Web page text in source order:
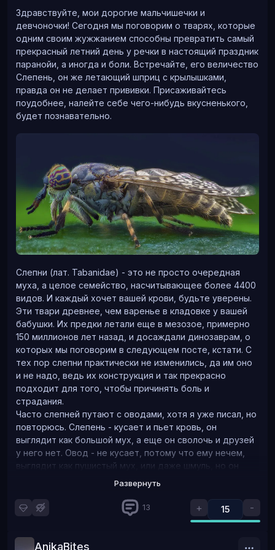
конец рабочего дня, все разъезжались по домам,
дачам и кабакам. Солнце палило нещадно, жара
плавила мозги и они отказывались работать. Поэтому
руководство попросило инженеров, мастеров и
начальников прибыть в свежем и трезвом уме в 7 утра
на производство на субботнее экстренное совещание
для решения этой проблемы. Мы с радостью
согласились (прикинули выплаты за сверхурочные и
ненормированные часы, да ещё в выходной). Ну кроме
задача на ночь сторожить брошенную кару и открытый
контейнер, точнее не подпускать к ним людей, а
членистоногих тварей к людям. Охранник был
вооружён фонариком, не хотел становиться героем
фантастических боевиков, поэтому всю ночь в
прохладной лаборатории флиртовал с симпатичными
лаборантками в белых халатиках.
из сети
Контейнер с рассветом начал гудеть как реактивный
самолёт. Одиночные шершни разведывали местность
вокруг и совершали провокации. Один случайно
залетел в лабораторию, надышался парáми
героически пойман охранником и лаборантками в
химическую коническую колбу.
Прибывшее в 7:00 руководство подвиг с поимкой не
Здравствуйте, мои дорогие мальчишечки и
девчоночки! Сегодня мы поговорим о тварях, которые
одним своим жужжанием способны превратить самый
прекрасный летний день у речки в настоящий праздник
паранойи, а иногда и боли. Встречайте, его величество
Слепень, он же летающий шприц с крылышками,
правда он не делает прививки. Присаживайтесь
поудобнее, налейте себе чего-нибудь вкусненького,
будет познавательно.
Слепни (лат. Tabanidae) - это не просто очередная
муха, а целое семейство, насчитывающее более 4400
видов. И каждый хочет вашей крови, будьте уверены.
Эти твари древнее, чем варенье в кладовке у вашей
бабушки. Их предки летали еще в мезозое, примерно
150 миллионов лет назад, и досаждали динозаврам, о
которых мы поговорим в следующем посте, кстати. С
тех пор слепни практически не изменились, да им оно
и не надо, ведь их конструкция и так прекрасно
подходит для того, чтобы причинять боль и
страдания.
Часто слепней путают с оводами, хотя я уже писал, но
повторюсь. Слепень - кусает и пьет кровь, он
выглядит как большой мух, а еще он сволочь и друзей
у него нет. Овод - не кусает, потому что ему нечем,
выглядит как пушистый мух, или даже шмуль, но он
откладывает личинок под кожу, в нос, кишки и т.д.
животным (а иногда людям), так что он тоже сволочь,
но не в моменте, а постфактум. Так что, если вас
укусили - это был слепень, а если из-под кожи полез
ибо вторых я недавно уже разобрал.
Развернуть
+ 15 -
13
AnikaBites